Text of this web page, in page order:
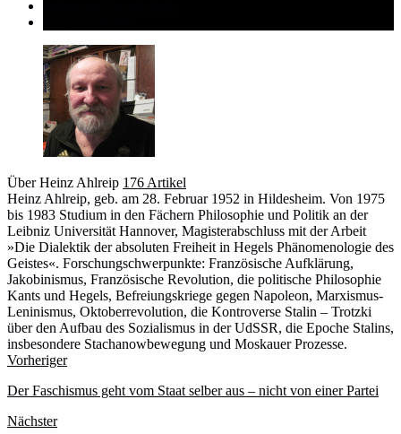
Über Heinz Ahlreip 176 Artikel
Heinz Ahlreip, geb. am 28. Februar 1952 in Hildesheim. Von 1975
bis 1983 Studium in den Fächern Philosophie und Politik an der
Leibniz Universität Hannover, Magisterabschluss mit der Arbeit
»Die Dialektik der absoluten Freiheit in Hegels Phänomenologie des
Geistes«. Forschungschwerpunkte: Französische Aufklärung,
Jakobinismus, Französische Revolution, die politische Philosophie
Kants und Hegels, Befreiungskriege gegen Napoleon, Marxismus-
Leninismus, Oktoberrevolution, die Kontroverse Stalin – Trotzki
über den Aufbau des Sozialismus in der UdSSR, die Epoche Stalins,
insbesondere Stachanowbewegung und Moskauer Prozesse.
Webseite
Vorheriger
Der Faschismus geht vom Staat selber aus – nicht von einer Partei
Nächster